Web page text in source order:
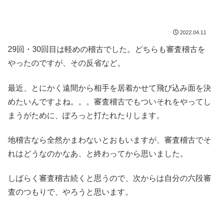
2022.04.11
29回・30回目は軽めの稽古でした。どちらも審査稽古を
やったのですが、その反省など。
最近、とにかく遠間から相手を居着かせて飛び込み面を決
めたいんですよね。。。審査稽古でもついそれをやってし
まうがために、ぽろっと打たれたりします。
地稽古なら全然かまわないとおもいますが、審査稽古でそ
れはどうなのかなあ、と終わってから思いました。
しばらく審査稽古続くと思うので、次からは自分の六段審
査のつもりで、やろうと思います。